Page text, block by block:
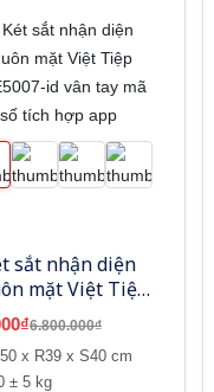
sắt nhận diện
mặt Việt Tiệp
id vân tay mã
tích hợp app
6.800.000₫
x R39 x S40 cm
± 5 kg